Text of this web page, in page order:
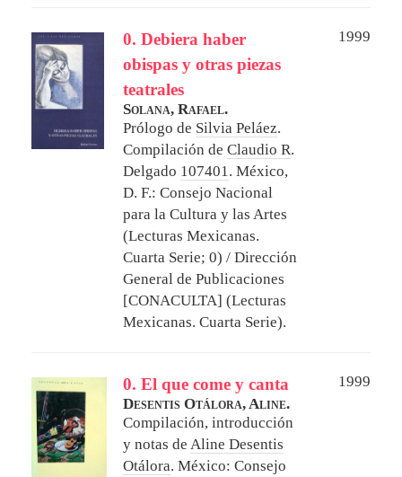
0. Debiera haber
obispas y otras piezas
teatrales
1999
Solana, Rafael.
Prólogo de Silvia Peláez.
Compilación de Claudio R.
Delgado 107401. México,
D. F.: Consejo Nacional
para la Cultura y las Artes
(Lecturas Mexicanas.
Cuarta Serie; 0) / Dirección
General de Publicaciones
[CONACULTA] (Lecturas
Mexicanas. Cuarta Serie).
0. El que come y canta
1999
Desentis Otálora, Aline.
Compilación, introducción
y notas de Aline Desentis
Otálora. México: Consejo